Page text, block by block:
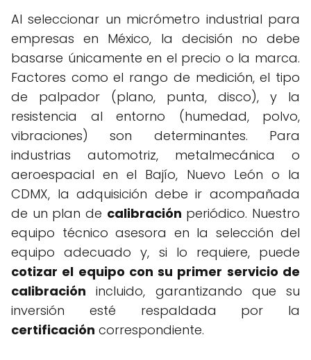
Al seleccionar un micrómetro industrial para
empresas en México, la decisión no debe
basarse únicamente en el precio o la marca.
Factores como el rango de medición, el tipo
de palpador (plano, punta, disco), y la
resistencia al entorno (humedad, polvo,
vibraciones) son determinantes. Para
industrias automotriz, metalmecánica o
aeroespacial en el Bajío, Nuevo León o la
CDMX, la adquisición debe ir acompañada
de un plan de calibración periódico. Nuestro
equipo técnico asesora en la selección del
equipo adecuado y, si lo requiere, puede
cotizar el equipo con su primer servicio de
calibración incluido, garantizando que su
inversión esté respaldada por la
certificación correspondiente.